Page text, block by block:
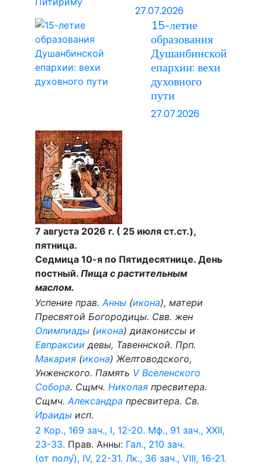
27.07.2026
15-летие
образования
Душанбинской
епархии: вехи
духовного
пути
27.07.2026
7 августа 2026 г. ( 25 июля ст.ст.),
пятница.
Седмица 10-я по Пятидесятнице. День
постный. Пища с растительным
маслом.
Успение прав. Анны(икона), матери
Пресвятой Богородицы. Свв. жен
Олимпиады(икона) диакониссы и
Евпраксии девы, Тавеннской. Прп.
Макария(икона) Желтоводского,
Унженского. Память V Вселенского
Собора. Сщмч. Николаяпресвитера.
Сщмч. Александра пресвитера. Св.
Ираидыисп.
2 Кор., 169 зач., I, 12-20. Мф., 91 зач., XXII,
23-33. Прав. Анны: Гал., 210 зач.
(от полу́), IV, 22-31. Лк., 36 зач., VIII, 16-21.